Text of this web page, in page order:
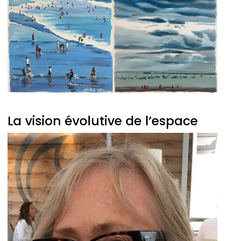
La vision évolutive de l’espace